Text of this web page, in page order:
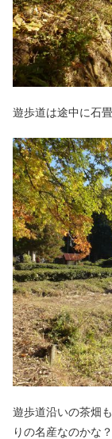
遊歩道は途中に石
遊歩道沿いの茶畑
りの名産なのかな？